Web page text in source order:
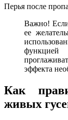
Перья после
Важно! Если
ее
эффекта
Как
живых